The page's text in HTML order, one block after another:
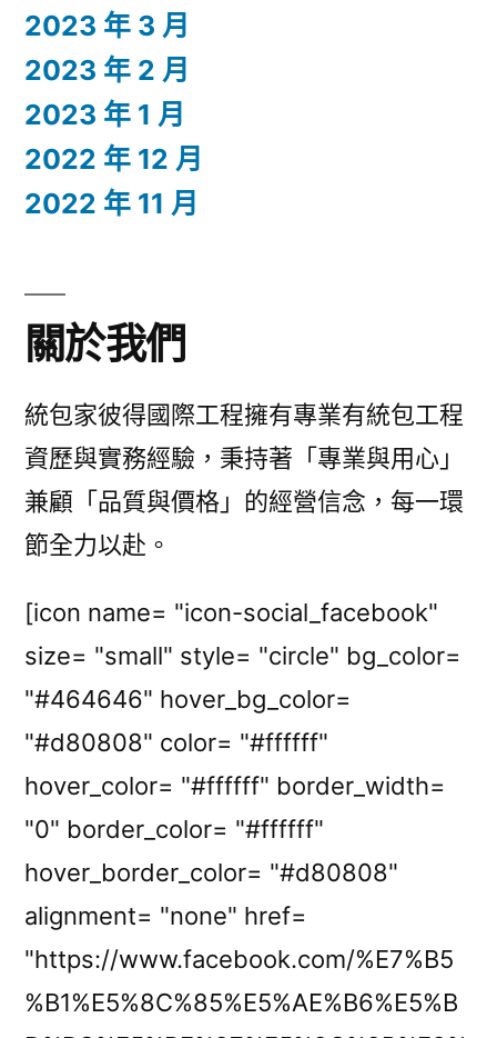
2023 年 3 月
2023 年 2 月
2023 年 1 月
2022 年 12 月
2022 年 11 月
關於我們
統包家彼得國際工程擁有專業有統包工程
資歷與實務經驗，秉持著「專業與用心」
兼顧「品質與價格」的經營信念，每一環
節全力以赴。
[icon name= "icon-social_facebook"
size= "small" style= "circle" bg_color=
"#464646" hover_bg_color=
"#d80808" color= "#ffffff"
hover_color= "#ffffff" border_width=
"0" border_color= "#ffffff"
hover_border_color= "#d80808"
alignment= "none" href=
"https://www.facebook.com/%E7%B5
%B1%E5%8C%85%E5%AE%B6%E5%B